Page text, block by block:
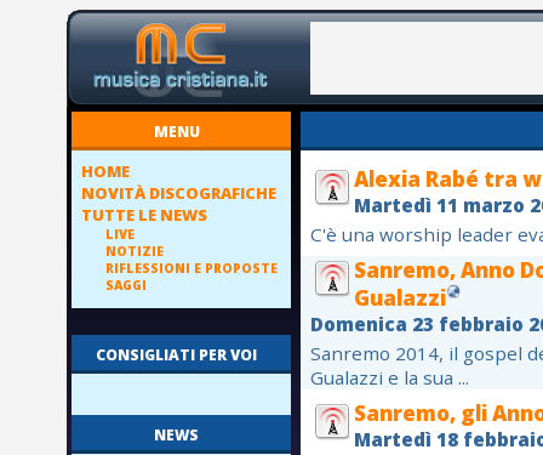
MENU
HOME
NOVITÀ DISCOGRAFICHE
TUTTE LE NEWS
LIVE
NOTIZIE
RIFLESSIONI E PROPOSTE
SAGGI
CONSIGLIATI PER VOI
NEWS
Alexia Rabé tra
Martedì 11 marzo
C'è una worship leader
Sanremo, Anno
Gualazzi
Domenica 23 febbraio
Sanremo 2014, il gospel
Gualazzi e la sua ...
Sanremo, gli
Martedì 18